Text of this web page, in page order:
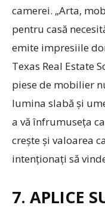
camerei. „Arta,
pentru casă
emite impresiile
Texas Real Estate
piese de mobilier
lumina slabă și
a vă înfrumuseța
crește și valoarea
intenționați să
7. APLICE